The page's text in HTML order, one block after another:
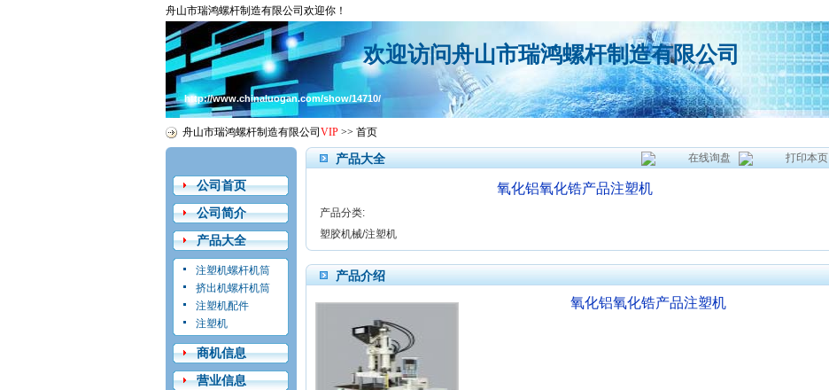
舟山市瑞鸿螺杆制造有限公司欢迎你！
欢迎访问舟山市瑞鸿螺杆制造有限公司
http://www.chinaluogan.com/show/14710/
舟山市瑞鸿螺杆制造有限公司 VIP >> 首页
公司首页
公司简介
产品大全
注塑机螺杆机筒
挤出机螺杆机筒
注塑机配件
注塑机
商机信息
营业信息
在线询盘 打印本页
产品大全
氧化铝氧化锆产品注塑机
产品分类:
塑胶机械/注塑机
产品介绍
氧化铝氧化锆产品注塑机